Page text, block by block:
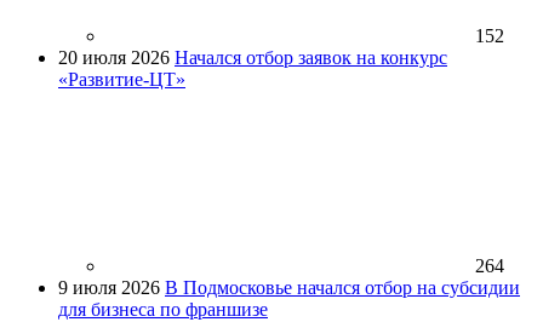
152
20 июля 2026 Начался отбор заявок на конкурс
«Развитие-ЦТ»
264
9 июля 2026 В Подмосковье начался отбор на субсидии
для бизнеса по франшизе